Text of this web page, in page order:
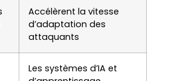
Accélèrent la vitesse
d’adaptation des
attaquants
Les systèmes d’IA et